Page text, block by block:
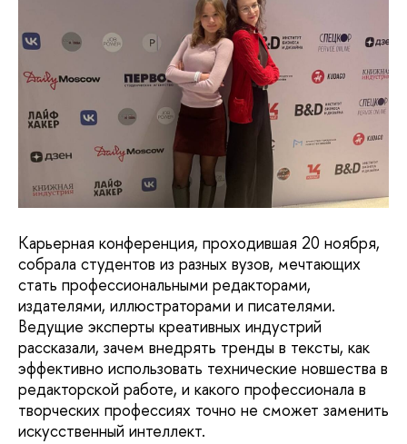
Карьерная конференция, проходившая 20 ноября,
собрала студентов из разных вузов, мечтающих
стать профессиональными редакторами,
издателями, иллюстраторами и писателями.
Ведущие эксперты креативных индустрий
рассказали, зачем внедрять тренды в тексты, как
эффективно использовать технические новшества в
редакторской работе, и какого профессионала в
творческих профессиях точно не сможет заменить
искусственный интеллект.